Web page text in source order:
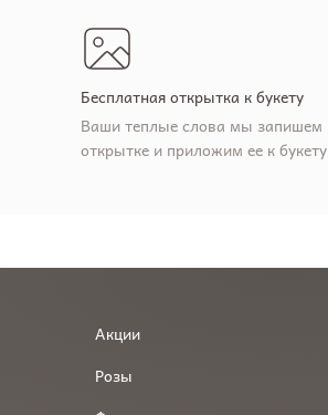
Бесплатная открытка к букету
Ваши теплые слова мы запишем
открытке и приложим ее к букету
Акции
Розы